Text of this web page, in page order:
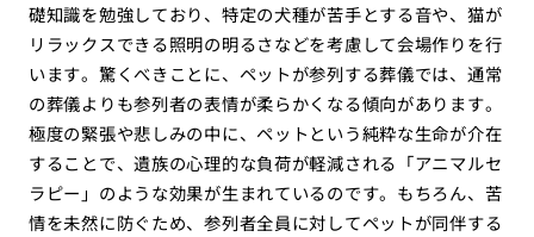
礎知識を勉強しており、特定の犬種が苦手とする音や、猫が
リラックスできる照明の明るさなどを考慮して会場作りを行
います。驚くべきことに、ペットが参列する葬儀では、通常
の葬儀よりも参列者の表情が柔らかくなる傾向があります。
極度の緊張や悲しみの中に、ペットという純粋な生命が介在
することで、遺族の心理的な負荷が軽減される「アニマルセ
ラピー」のような効果が生まれているのです。もちろん、苦
情を未然に防ぐため、参列者全員に対してペットが同伴する